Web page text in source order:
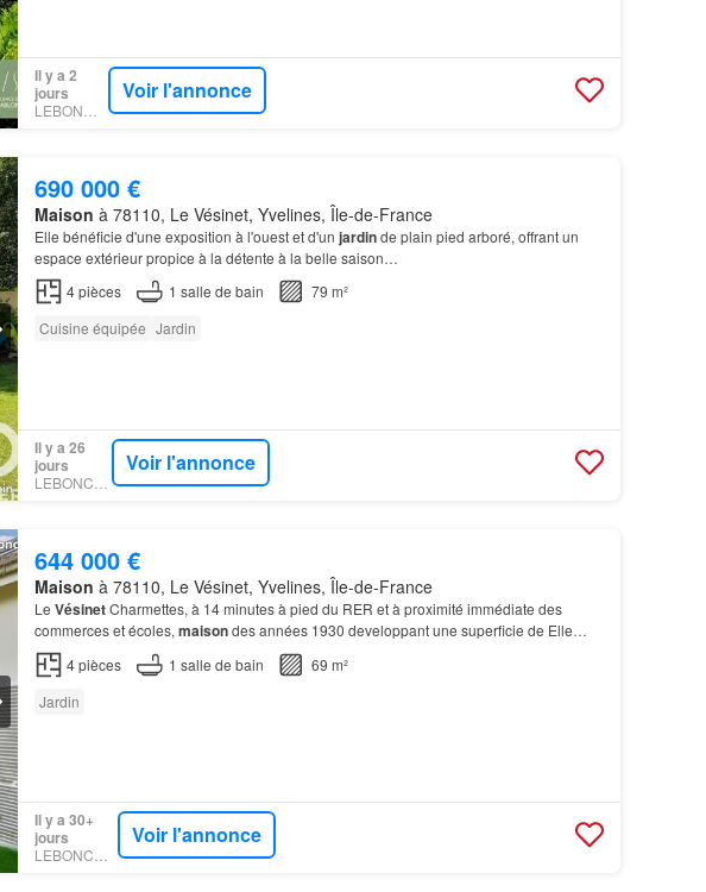
Il y a 2
jours
Voir l'annonce
690 000 €
Maison à 78110, Le Vésinet, Yvelines, Île-de-France
Elle bénéficie d'une exposition à l'ouest et d'un jardinde plain pied arboré, offrant un
espace extérieur propice à la détente à la belle saison…
4pièces 1 salle de bain
79 m²
Cuisine équipée Jardin
Il y a 26
jours
Voir l'annonce
644 000 €
Maison à 78110, Le Vésinet, Yvelines, Île-de-France
Le VésinetCharmettes, à 14 minutes à pied du RER et à proximité immédiate des
commerces et écoles, maisondes années 1930 developpant une superficie de Elle
dispose en rez de chaussée d'une entrée, séjour de 21 m² exposé ple…
4pièces 1 salle de bain
69 m²
Jardin
Il y a 30+
jours
Voir l'annonce